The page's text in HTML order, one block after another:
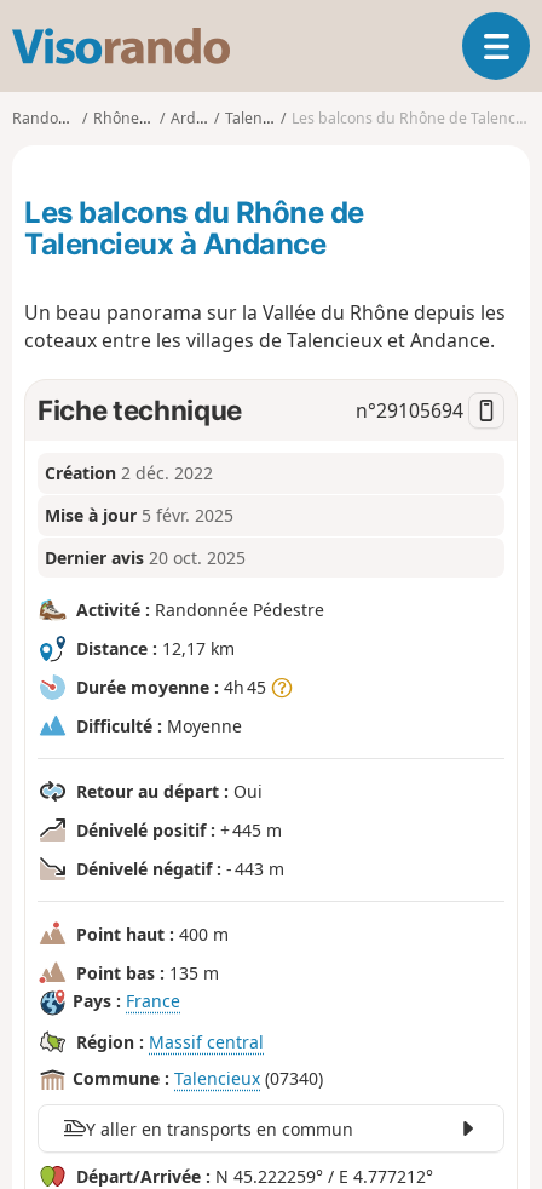
s
o
o
O
u
v
a
Randonnées Rhône-Alpes Ardèche Talencieux Les balcons du Rhône de Talencieux à Andance
Les balcons du Rhône de
Talencieux à Andance
Un beau panorama sur la Vallée du Rhône depuis les
coteaux entre les villages de Talencieux et Andance.
Fiche technique n°29105694
Création 2 déc. 2022
Mise à jour 5 févr. 2025
Dernier avis 20 oct. 2025
Activité : Randonnée Pédestre
Distance : 12,17 km
Durée moyenne : 4h 45
Difficulté : Moyenne
Retour au départ : Oui
Dénivelé positif : + 445 m
Dénivelé négatif : - 443 m
Point haut : 400 m
Point bas : 135 m
Pays : France
Région : Massif central
Commune : Talencieux (07340)
Y aller en transports en commun
Départ/Arrivée : N 45.222259° / E 4.777212°